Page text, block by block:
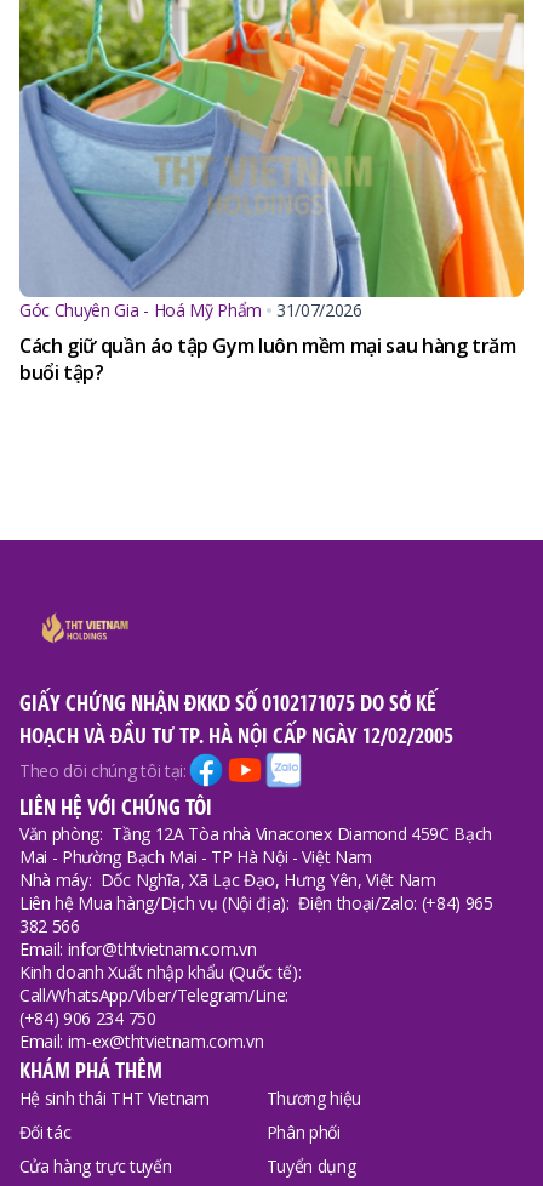
Góc Chuyên Gia - Hoá Mỹ Phẩm 31/07/2026
Cách giữ quần áo tập Gym luôn mềm mại sau hàng trăm
buổi tập?
GIẤY CHỨNG NHẬN ĐKKD SỐ 0102171075 DO SỞ KẾ
HOẠCH VÀ ĐẦU TƯ TP. HÀ NỘI CẤP NGÀY 12/02/2005
Theo dõi chúng tôi tại:
LIÊN HỆ VỚI CHÚNG TÔI
Văn phòng: Tầng 12A Tòa nhà Vinaconex Diamond 459C Bạch
Mai - Phường Bạch Mai - TP Hà Nội - Việt Nam
Nhà máy: Dốc Nghĩa, Xã Lạc Đạo, Hưng Yên, Việt Nam
Liên hệ Mua hàng/Dịch vụ (Nội địa): Điện thoại/Zalo: (+84) 965
382 566
Email: infor@thtvietnam.com.vn
Kinh doanh Xuất nhập khẩu (Quốc tế):
Call/WhatsApp/Viber/Telegram/Line:
(+84) 906 234 750
Email: im-ex@thtvietnam.com.vn
KHÁM PHÁ THÊM
Hệ sinh thái THT Vietnam
Thương hiệu
Đối tác
Phân phối
Cửa hàng trực tuyến
Tuyển dụng